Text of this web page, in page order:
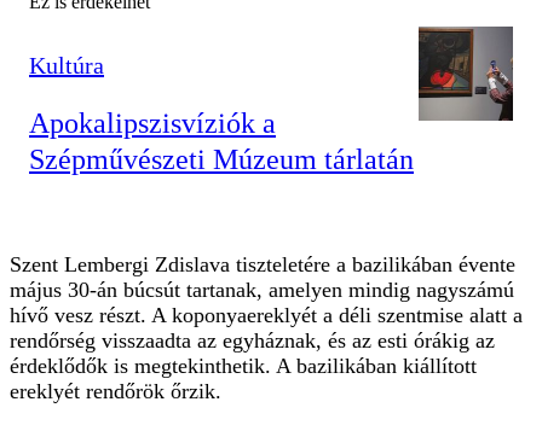
Kultúra
Apokalipszisvíziók a
Szépművészeti Múzeum tárlatán
Szent Lembergi Zdislava tiszteletére a bazilikában évente
május 30-án búcsút tartanak, amelyen mindig nagyszámú
hívő vesz részt. A koponyaereklyét a déli szentmise alatt a
rendőrség visszaadta az egyháznak, és az esti órákig az
érdeklődők is megtekinthetik. A bazilikában kiállított
ereklyét rendőrök őrzik.